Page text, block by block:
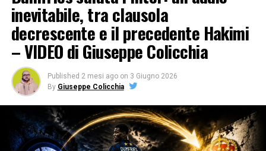
inevitabile, tra clausola
decrescente e il precedente Hakimi
– VIDEO di Giuseppe Colicchia
Published 2 mesi ago on 3 Giugno 2026
By Giuseppe Colicchia